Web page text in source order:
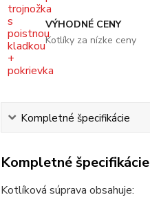
VÝHODNÉ CENY
Kotlíky za nízke ceny
Kompletné špecifikácie
Kompletné špecifikácie
Kotlíková súprava obsahuje: